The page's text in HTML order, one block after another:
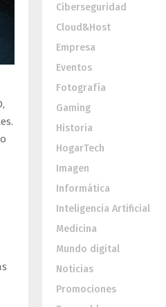
Ciberseguridad
Cloud&Host
Empresa
Eventos
Fotografía
Gaming
Historia
HogarTech
Imagen
Informática
Inteligencia Artificial
Medicina
Mundo digital
Noticias
Promociones